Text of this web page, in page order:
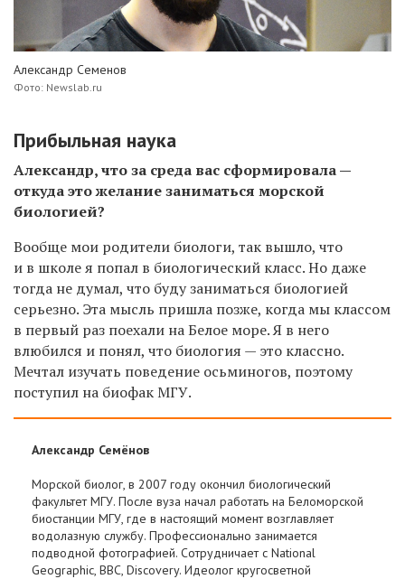
Александр Семенов
Фото: Newslab.ru
Прибыльная наука
Александр, что за среда вас сформировала —
откуда это желание заниматься морской
биологией?
Вообще мои родители биологи, так вышло, что
и в школе я попал в биологический класс. Но даже
тогда не думал, что буду заниматься биологией
серьезно. Эта мысль пришла позже, когда мы классом
в первый раз поехали на Белое море. Я в него
влюбился и понял, что биология — это классно.
Мечтал изучать поведение осьминогов, поэтому
поступил на биофак МГУ.
Александр Семёнов
Морской биолог, в 2007 году окончил биологический
факультет МГУ. После вуза начал работать на Беломорской
биостанции МГУ, где в настоящий момент возглавляет
водолазную службу. Профессионально занимается
подводной фотографией. Сотрудничает с National
Geographic, BBC, Discovery. Идеолог кругосветной